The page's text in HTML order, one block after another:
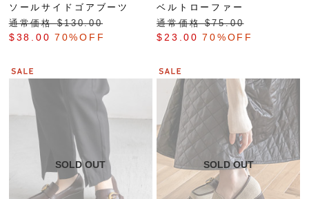
ソールサイドゴアブーツ
通常価格 $‌130.00
$‌38.00 70%OFF
ベルトローファー
通常価格 $‌75.00
$‌23.00 70%OFF